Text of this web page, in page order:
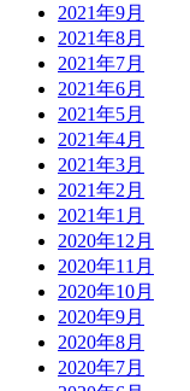
2021年9月
2021年8月
2021年7月
2021年6月
2021年5月
2021年4月
2021年3月
2021年2月
2021年1月
2020年12月
2020年11月
2020年10月
2020年9月
2020年8月
2020年7月